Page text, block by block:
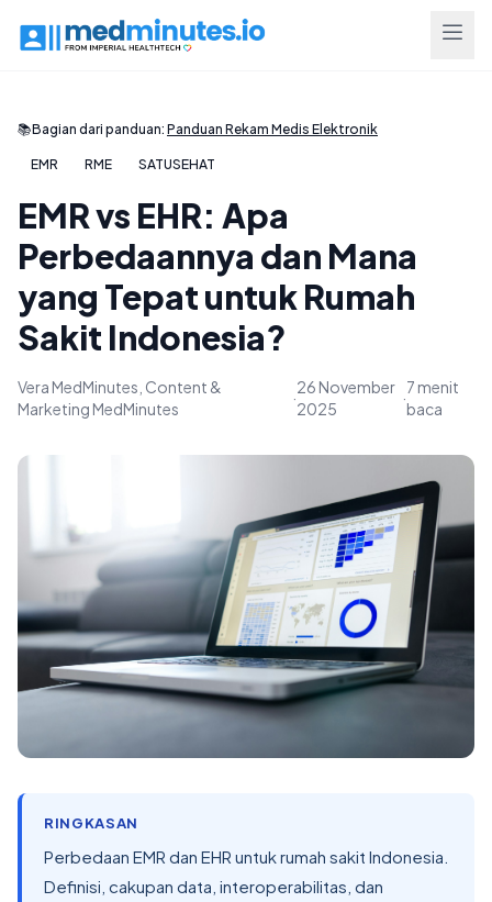
📚Bagian dari panduan: Panduan Rekam Medis Elektronik
EMR RME SATUSEHAT
EMR vs EHR: Apa
Perbedaannya dan Mana
yang Tepat untuk Rumah
Sakit Indonesia?
Vera MedMinutes, Content &
Marketing MedMinutes
·
26 November
2025
·
7 menit
baca
RINGKASAN
Perbedaan EMR dan EHR untuk rumah sakit Indonesia.
Definisi, cakupan data, interoperabilitas, dan